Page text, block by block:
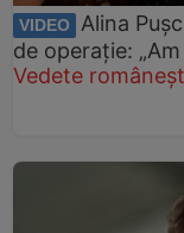
VIDEO
Alina
de operație:
Vedete